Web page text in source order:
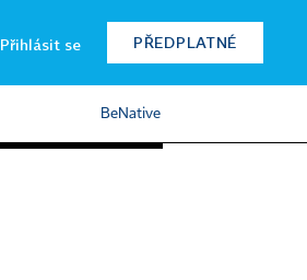
Přihlásit se PŘEDPLATNÉ
BeNative